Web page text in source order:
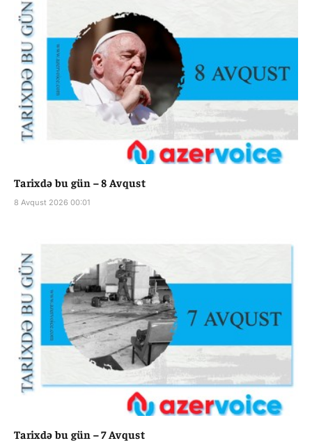
Tarixdə bu gün – 8 Avqust
8 Avqust 2026 00:01
Tarixdə bu gün – 7 Avqust